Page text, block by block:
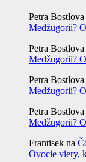
Petra Bostlova
Medžugorii?
Petra Bostlova
Medžugorii?
Petra Bostlova
Medžugorii?
Petra Bostlova
Medžugorii?
Frantisek na
Ovocie viery,